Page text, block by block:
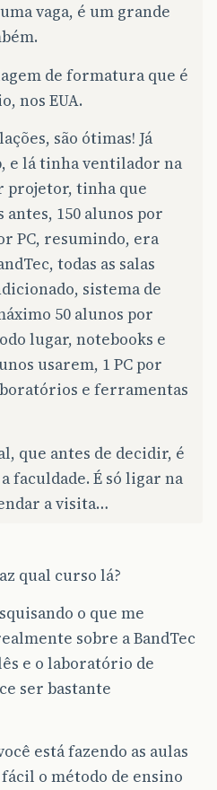
vaga, é um grande
de formatura que é
nos EUA.
são ótimas! Já
e lá tinha ventilador na
projetor, tinha que
antes, 150 alunos por
PC, resumindo, era
todas as salas
sistema de
50 alunos por
lugar, notebooks e
usarem, 1 PC por
e ferramentas
que antes de decidir, é
faculdade. É só ligar na
a visita…
qual curso lá?
o que me
sobre a BandTec
e o laboratório de
ser bastante
está fazendo as aulas
fácil o método de ensino